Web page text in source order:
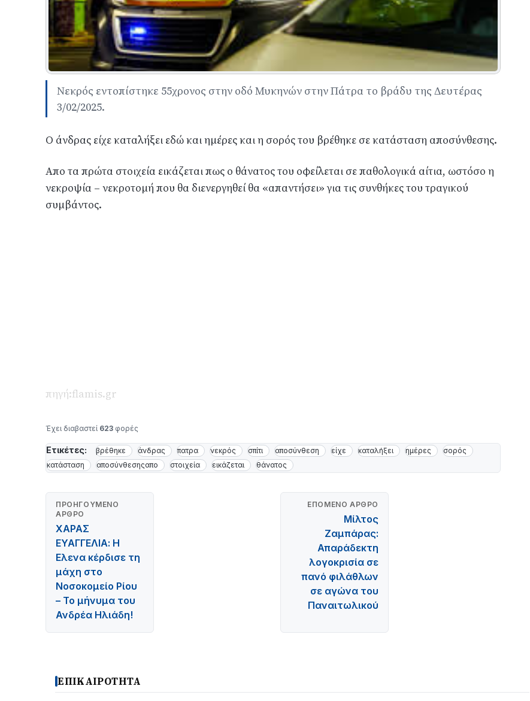
Νεκρός εντοπίστηκε 55χρονος στην οδό Μυκηνών στην Πάτρα το βράδυ της Δευτέρας
3/02/2025.
Ο άνδρας είχε καταλήξει εδώ και ημέρες και η σορός του βρέθηκε σε κατάσταση αποσύνθεσης.
Απο τα πρώτα στοιχεία εικάζεται πως ο θάνατος του οφείλεται σε παθολογικά αίτια, ωστόσο η
νεκροψία – νεκροτομή που θα διενεργηθεί θα «απαντήσει» για τις συνθήκες του τραγικού
συμβάντος.
πηγή:flamis.gr
Έχει διαβαστεί 623 φορές
Ετικέτες: βρέθηκε άνδρας πατρα νεκρός σπίτι αποσύνθεση είχε καταλήξει ημέρες
σορός
κατάσταση
αποσύνθεσηςαπο στοιχεία εικάζεται θάνατος
ΠΡΟΗΓΟΎΜΕΝΟ
ΆΡΘΡΟ
XAΡΑΣ
ΕΥΑΓΓΕΛΙΑ: Η
Ελενα κέρδισε τη
μάχη στο
Νοσοκομείο Ρίου
– Το μήνυμα του
Ανδρέα Ηλιάδη!
ΕΠΌΜΕΝΟ ΆΡΘΡΟ
Μίλτος
Ζαμπάρας:
Απαράδεκτη
λογοκρισία σε
πανό φιλάθλων
σε αγώνα του
Παναιτωλικού
ΕΠΙΚΑΙΡΟΤΗΤΑ